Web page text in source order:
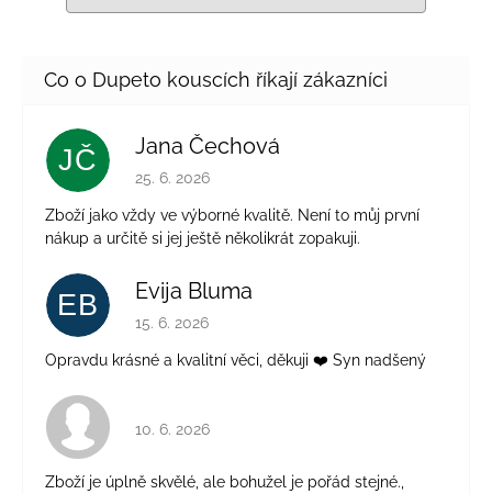
JČ Jana Čechová
Hodnocení obchodu je 5 z 5 hvězdiček.
25. 6. 2026
Zboží jako vždy ve výborné kvalitě. Není to můj první
nákup a určitě si jej ještě několikrát zopakuji.
EB Evija Bluma
Hodnocení obchodu je 5 z 5 hvězdiček.
15. 6. 2026
Opravdu krásné a kvalitní věci, děkuji ❤️ Syn nadšený
Hodnocení obchodu je 4 z 5 hvězdiček.
10. 6. 2026
Zboží je úplně skvělé, ale bohužel je pořád stejné.,